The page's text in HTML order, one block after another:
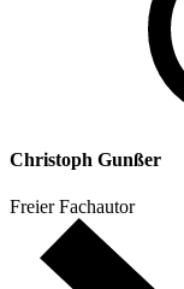
Christoph Gunßer
Freier Fachautor